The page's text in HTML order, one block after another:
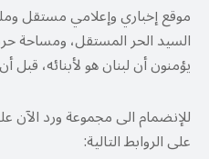
موقع إخباري وإعلامي مستقل
السيد الحر المستقل، ومساحة
يؤمنون أن لبنان هو لأبنائه،
للإنضمام الى مجموعة ورد
على الروابط التالية: